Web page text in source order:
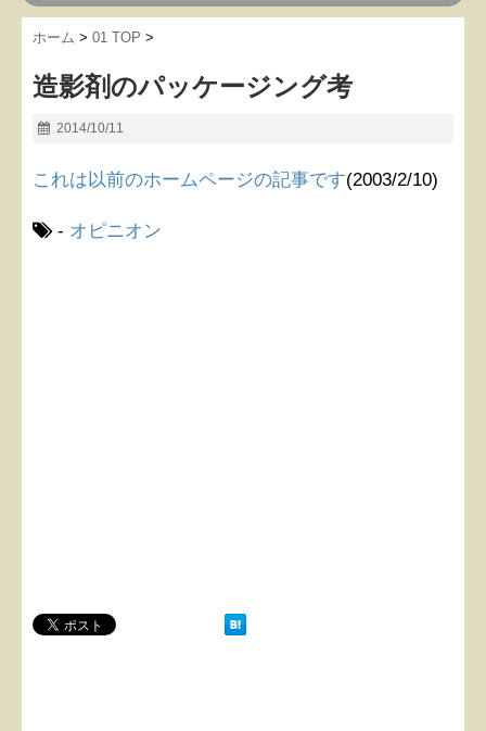
ホーム > 01 TOP >
造影剤のパッケージング考
2014/10/11
これは以前のホームページの記事です(2003/2/10)
- オピニオン